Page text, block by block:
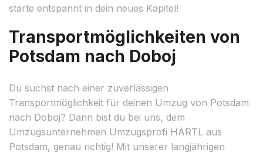
starte entspannt in dein neues Kapitel!
Transportmöglichkeiten von
Potsdam nach Doboj
Du suchst nach einer zuverlässigen
Transportmöglichkeit für deinen Umzug von Potsdam
nach Doboj? Dann bist du bei uns, dem
Umzugsunternehmen Umzugsprofi HÄRTL aus
Potsdam, genau richtig! Mit unserer langjährigen